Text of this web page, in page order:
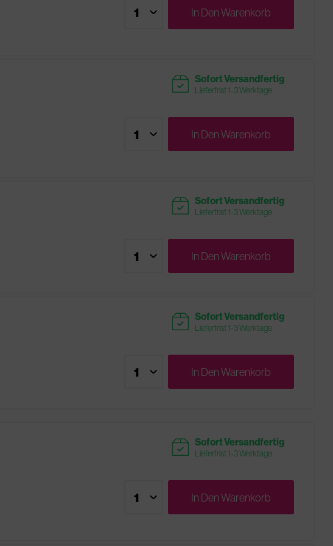
In DenWarenkorb
readytoship Sofort Versandfertig
Lieferfrist 1-3 Werktage
In DenWarenkorb
readytoship Sofort Versandfertig
Lieferfrist 1-3 Werktage
In DenWarenkorb
readytoship Sofort Versandfertig
Lieferfrist 1-3 Werktage
In DenWarenkorb
readytoship Sofort Versandfertig
Lieferfrist 1-3 Werktage
In DenWarenkorb